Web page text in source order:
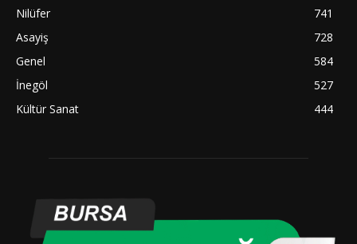
Nilüfer
741
Asayiş
728
Genel
584
İnegöl
527
Kültür Sanat
444